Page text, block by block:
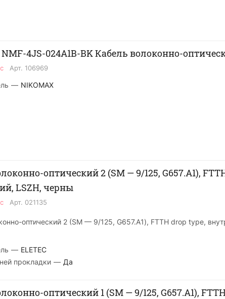
4JS-024A1B-BK Кабель волоконно-
Арт. 106969
— NIKOMAX
оптический 2 (SМ — 9/125, G657.A1),
LSZH, черны
Арт. 021135
оптический 2 (SМ — 9/125, G657.A1), FTTH drop type,
— ELETEC
прокладки — Да
оптический 1 (SМ — 9/125, G657.A1),